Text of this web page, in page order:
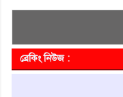
ব্রেকিং নিউজ :